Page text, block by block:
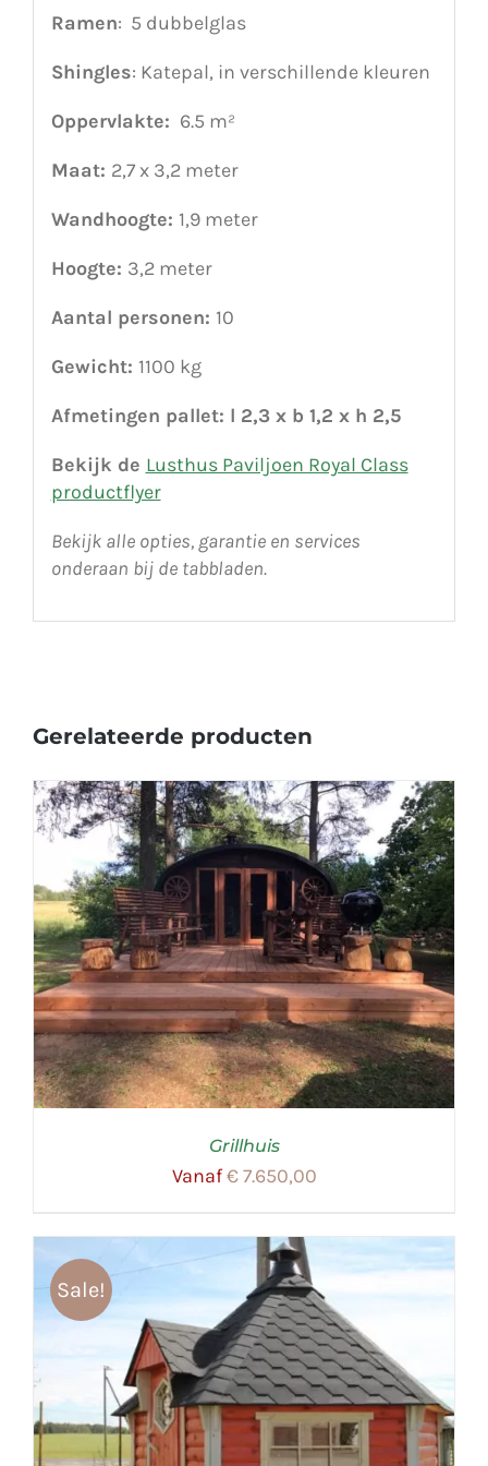
Ramen: 5 dubbelglas
Shingles: Katepal, in verschillende kleuren
Oppervlakte: 6.5 m²
Maat: 2,7 x 3,2 meter
Wandhoogte: 1,9 meter
Hoogte: 3,2 meter
Aantal personen: 10
Gewicht: 1100 kg
Afmetingen pallet: l 2,3 x b 1,2 x h 2,5
Bekijk de Lusthus Paviljoen Royal Class
productflyer
Bekijk alle opties, garantie en services
onderaan bij de tabbladen.
Gerelateerde producten
Grillhuis
Vanaf€7.650,00
Sale!